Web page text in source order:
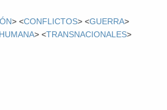
> <CONFLICTOS> <GUERRA>
> <TRANSNACIONALES>